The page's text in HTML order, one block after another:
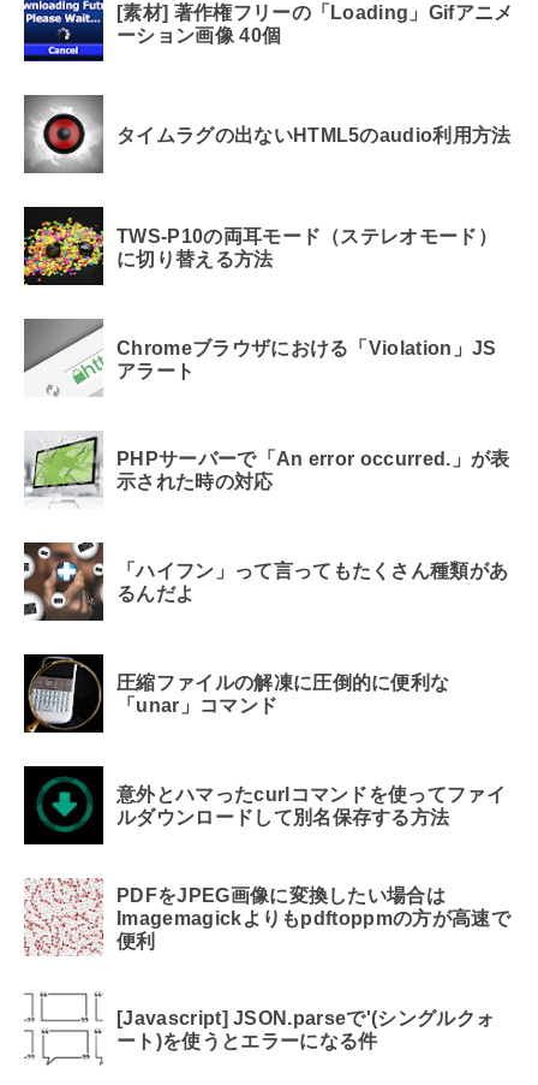
[素材] 著作権フリーの「Loading」Gifアニメ
ーション画像 40個
タイムラグの出ないHTML5のaudio利用方法
TWS-P10の両耳モード（ステレオモード）
に切り替える方法
Chromeブラウザにおける「Violation」JS
アラート
PHPサーバーで「An error occurred.」が表
示された時の対応
「ハイフン」って言ってもたくさん種類があ
るんだよ
圧縮ファイルの解凍に圧倒的に便利な
「unar」コマンド
意外とハマったcurlコマンドを使ってファイ
ルダウンロードして別名保存する方法
PDFをJPEG画像に変換したい場合は
Imagemagickよりもpdftoppmの方が高速で
便利
[Javascript] JSON.parseで'(シングルクォ
ート)を使うとエラーになる件